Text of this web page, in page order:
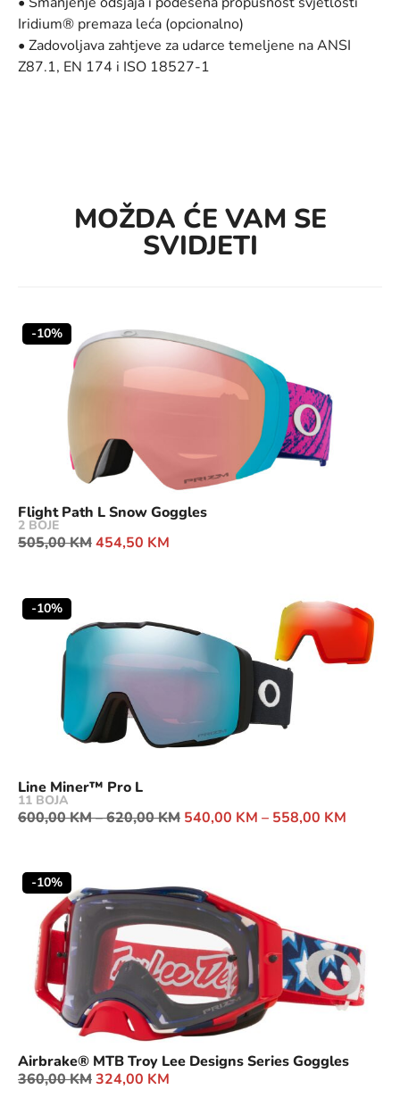
Iridium® premaza leća (opcionalno)
• Zadovoljava zahtjeve za udarce temeljene na ANSI
Z87.1, EN 174 i ISO 18527-1
MOŽDA ĆE VAM SE
SVIDJETI
-10%
Flight Path L Snow Goggles
2 BOJE
505,00KM454,50 KM
-10%
Line Miner™ Pro L
11 BOJA
600,00KM–620,00KM 540,00 KM – 558,00 KM
-10%
Airbrake® MTB Troy Lee Designs Series Goggles
360,00KM324,00 KM